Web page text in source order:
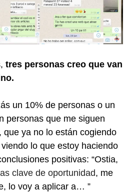
tres personas creo que van
un 10% de personas o un
personas que me siguen
que ya no lo están cogiendo
lo que estoy haciendo
positivas: “Ostia,
clave de oportunidad, me
lo voy a aplicar a… ”